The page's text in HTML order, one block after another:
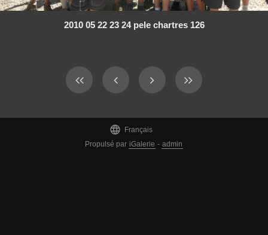
2010 05 22 23 24 pele chartres 126

Français
Propulsé par iGalerie - admin